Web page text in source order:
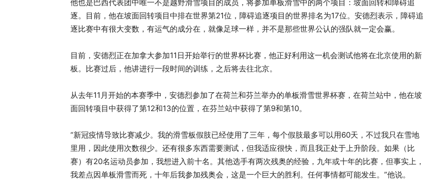
他也是巴西代表团中唯一不是越野滑雪项目的成员，将参加单板滑雪中的两个项目：坡面回转和障碍追
逐。目前，他在坡面回转项目中排在世界第21位，障碍追逐项目的世界排名为17位。安德烈表示，障碍追
逐比赛中有很大变数，有运气的成分在，就像足球一样，并不是那些世界公认的强队就一定会赢。
目前，安德烈正在加拿大参加11日开始举行的世界杯比赛，他正好利用这一机会测试他将在北京使用的新
板。比赛过后，他讲进行一段时间的训练，之后将去往北京。
从去年11月开始的本赛季中，安德烈参加了在荷兰和芬兰举办的单板滑雪世界杯赛，在荷兰站中，他在坡
面回转项目中获得了第12和13的位置，在芬兰站中获得了第9和第10。
“新冠疫情导致比赛减少。我的滑雪板假肢已经使用了三年，每个假肢最多可以用60天，不过我只在雪地
里用，因此使用次数很少。还有很多东西需要测试，但我适应很快，而且我正处于上升阶段。如果（比
赛）有20名运动员参加，我想进入前十名。其他选手有两次残奥的经验，九年或十年的比赛，但事实上，
我差点因单板滑雪而死，十年后我参加残奥会，这是一个巨大的胜利。任何事情都可能发生。”他说。